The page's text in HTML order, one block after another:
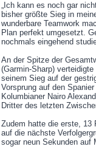
„Ich kann es noch gar
bisher größte Sieg in
wunderbare Teamwork
Plan perfekt umgesetzt.
nochmals eingehend
An der Spitze der
(Garmin-Sharp)
seinem Sieg auf der
Vorsprung auf den
Kolumbianer Nairo
Dritter des letzten
Zudem hatte die erste, 13
auf die nächste
sogar neun Sekunden auf
Twitter
Newsletter: